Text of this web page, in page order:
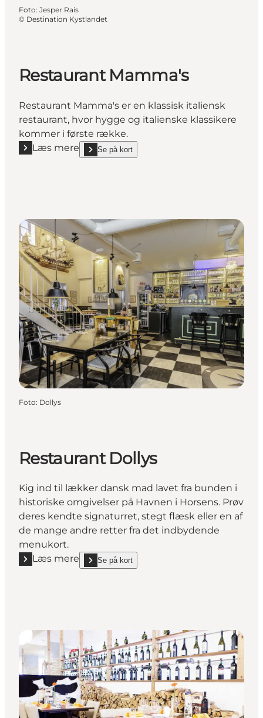
Foto: Jesper Rais
© Destination Kystlandet
Restaurant Mamma's
Restaurant Mamma's er en klassisk italiensk
restaurant, hvor hygge og italienske klassikere
kommer i første række.
Læs mere
Læs mere "Restaurant Mamma's"
Se på kort
show Restaurant Mamma's on_map
Foto: Dollys
Restaurant Dollys
Kig ind til lækker dansk mad lavet fra bunden i
historiske omgivelser på Havnen i Horsens. Prøv
deres kendte signaturret, stegt flæsk eller en af
de mange andre retter fra det indbydende
menukort.
Læs mere
Læs mere "Restaurant Dollys"
Se på kort
show Restaurant Dollys on_map